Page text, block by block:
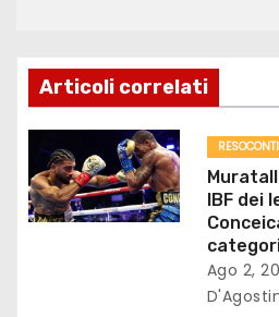
z
i
o
n
Articoli correlati
RESOCONTI
IBF dei
Ago 2,